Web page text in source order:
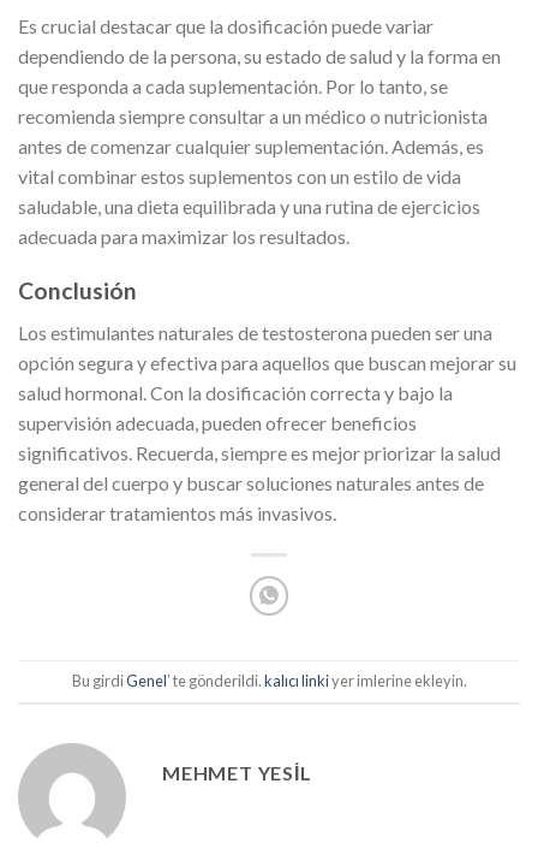
Es crucial destacar que la dosificación puede variar
dependiendo de la persona, su estado de salud y la forma en
que responda a cada suplementación. Por lo tanto, se
recomienda siempre consultar a un médico o nutricionista
antes de comenzar cualquier suplementación. Además, es
vital combinar estos suplementos con un estilo de vida
saludable, una dieta equilibrada y una rutina de ejercicios
adecuada para maximizar los resultados.
Conclusión
Los estimulantes naturales de testosterona pueden ser una
opción segura y efectiva para aquellos que buscan mejorar su
salud hormonal. Con la dosificación correcta y bajo la
supervisión adecuada, pueden ofrecer beneficios
significativos. Recuerda, siempre es mejor priorizar la salud
general del cuerpo y buscar soluciones naturales antes de
considerar tratamientos más invasivos.
Bu girdiGenel’ te gönderildi.kalıcı linkiyer imlerine ekleyin.
MEHMET YESIL